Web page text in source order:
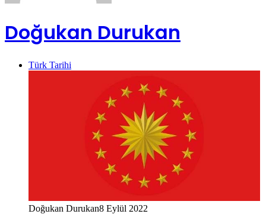
Doğukan Durukan
Türk Tarihi
Doğukan Durukan8 Eylül 2022